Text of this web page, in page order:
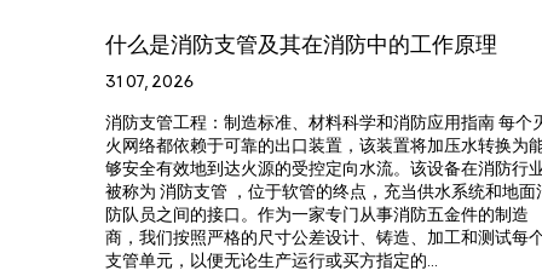
其在消防中的工作原理
准、材料科学和消防应用指南 每个灭
出口装置，该装置将加压水转换为能
的受控定向水流。该设备在消防行业
软管的终点，充当供水系统和地面消
为一家专门从事消防五金件的制造
寸公差设计、铸造、加工和测试每个
运行或买方指定的...
什么是消防水带卷盘
24 07, 2026
什么是消防水带卷盘以及为
每个建筑消防计划都取决于
消防水带卷盘 位于第一道防
（从原材料选择到最终液压
消防软管卷盘视为安全配件
件，其中软管护套编织、阀